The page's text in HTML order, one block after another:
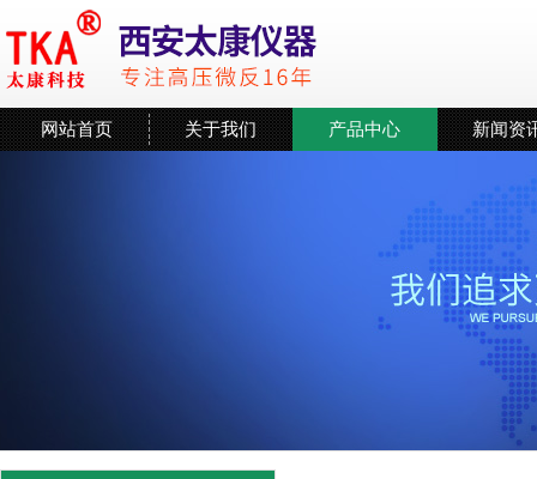
网站首页 关于我们 产品中心 新闻资